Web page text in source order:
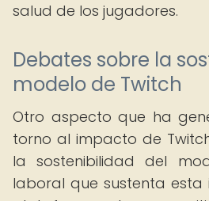
salud de los jugadores.
Debates sobre la
modelo de Twitch
Otro aspecto que ha
torno al impacto de
la sostenibilidad del
laboral que sustenta esta